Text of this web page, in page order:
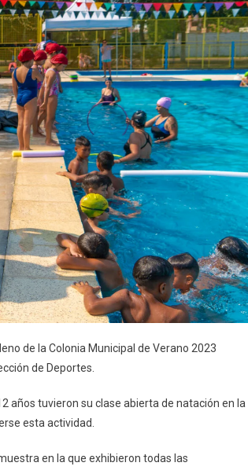
de la Colonia Municipal de Verano 2023
de Deportes.
años tuvieron su clase abierta de natación en la
esta actividad.
en la que exhibieron todas las